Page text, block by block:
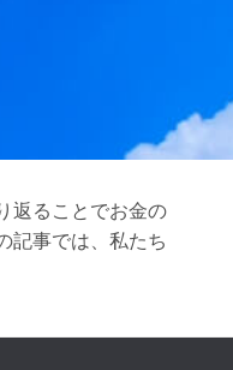
返ることでお金の
記事では、私たち